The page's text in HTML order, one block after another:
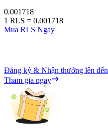
0.001718
1 RLS = 0.001718
Mua RLS Ngay
Đăng ký & Nhận thưởng lên đến
Tham gia ngay